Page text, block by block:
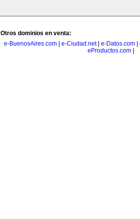
Otros dominios en venta:
e-BuenosAires.com| e-Ciudad.net| e-Datos.com|
eProductos.com